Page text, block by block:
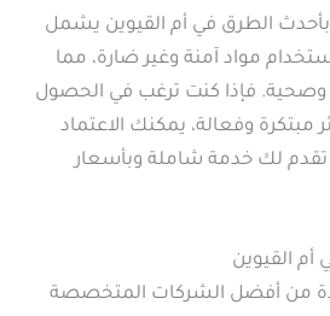
الطرق في أم القيوين يشمل
مواد آمنة وغير ضارة، مما
فإذا كنت ترغب في الحصول
وفعالة، يمكنك الاعتماد
لك خدمة شاملة وبأسعار
القيوين
من أفضل الشركات المتخصصة